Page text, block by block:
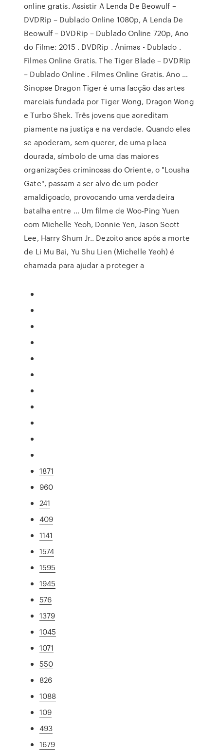
online gratis. Assistir A Lenda De Beowulf –
DVDRip – Dublado Online 1080p, A Lenda De
Beowulf – DVDRip – Dublado Online 720p, Ano
do Filme: 2015 . DVDRip . Ánimas - Dublado .
Filmes Online Gratis. The Tiger Blade – DVDRip
– Dublado Online . Filmes Online Gratis. Ano …
Sinopse Dragon Tiger é uma facção das artes
marciais fundada por Tiger Wong, Dragon Wong
e Turbo Shek. Três jovens que acreditam
piamente na justiça e na verdade. Quando eles
se apoderam, sem querer, de uma placa
dourada, símbolo de uma das maiores
organizações criminosas do Oriente, o "Lousha
Gate", passam a ser alvo de um poder
amaldiçoado, provocando uma verdadeira
batalha entre … Um filme de Woo-Ping Yuen
com Michelle Yeoh, Donnie Yen, Jason Scott
Lee, Harry Shum Jr.. Dezoito anos após a morte
de Li Mu Bai, Yu Shu Lien (Michelle Yeoh) é
chamada para ajudar a proteger a
1871
960
241
409
1141
1574
1595
1945
576
1379
1045
1071
550
826
1088
109
493
1679